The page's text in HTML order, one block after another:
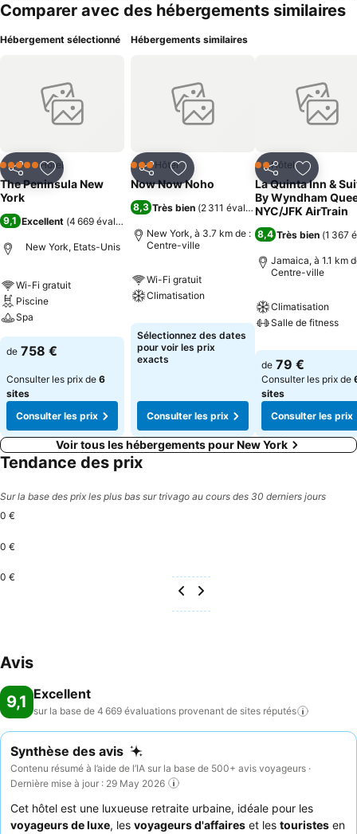
restaurants, des musées historiques et des passionnants théâtres
Comparer avec des hébergements similaires
Hébergement sélectionné
PartagerAjouter à mes favoris
5 Étoiles Hôtel
The Peninsula New
York
9,1 Excellent (4 669 évaluations
New York, Etats-Unis
Wi-Fi gratuit
Piscine
Spa
de 758 €
Consulter les prix de 6
sites
Consulter les prix
Hébergements similaires
PartagerAjouter à mes favoris
3 ÉtoilesHôtel
Now Now Noho
8,3 Très bien (2 311 évaluations )
New York, à 3.7 km de :
Centre-ville
Wi-Fi gratuit
Climatisation
Sélectionnez des dates
pour voir les prix
exacts
Consulter les prix
PartagerAjouter
2 Étoiles
Hôtel
La Quinta Inn &
By Wyndham
NYC/JFK AirTrain
8,4 Très bien (1 367
Jamaica, à 1.1 km
Centre-ville
Climatisation
Salle de fitness
de 79 €
Consulter les prix de
sites
Consulter les prix
Voir tous les hébergements pour New York
Tendance des prix
Sur la base des prix les plus bas sur trivago au cours des 30 derniers jours
0 €
0 €
0 €
Avis
9,1 Excellent
sur la base de 4 669 évaluations provenant de sites réputés
Synthèse des avis
Contenu résumé à l’aide de l’IA sur la base de 500+ avis voyageurs ·
Dernière mise à jour : 29 May 2026
Cet hôtel est une luxueuse retraite urbaine, idéale pour les
voyageurs de luxe, les voyageurs d'affaires et les touristes en